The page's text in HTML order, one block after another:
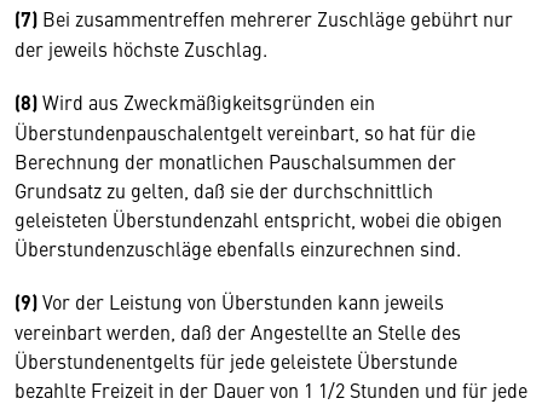
(7) Bei zusammentreffen mehrerer Zuschläge gebührt nur
der jeweils höchste Zuschlag.
(8)Wird aus Zweckmäßigkeitsgründen ein
Überstundenpauschalentgelt vereinbart, so hat für die
Berechnung der monatlichen Pauschalsummen der
Grundsatz zu gelten, daß sie der durchschnittlich
geleisteten Überstundenzahl entspricht, wobei die obigen
Überstundenzuschläge ebenfalls einzurechnen sind.
(9)Vor der Leistung von Überstunden kann jeweils
vereinbart werden, daß der Angestellte an Stelle des
Überstundenentgelts für jede geleistete Überstunde
bezahlte Freizeit in der Dauer von 1 1/2 Stunden und für jede